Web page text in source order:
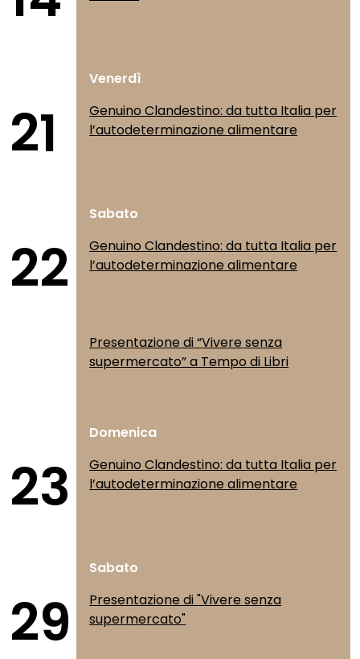
21
Venerdì
Genuino Clandestino: da tutta Italia per
l’autodeterminazione alimentare
22
Sabato
Genuino Clandestino: da tutta Italia per
l’autodeterminazione alimentare
Presentazione di “Vivere senza
supermercato” a Tempo di Libri
23
Domenica
Genuino Clandestino: da tutta Italia per
l’autodeterminazione alimentare
29
Sabato
Presentazione di "Vivere senza
supermercato"